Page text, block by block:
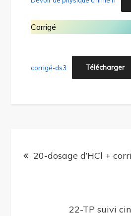
Corrigé
corrigé-ds3 Télécharger
de
20-dosage d’HCl +
22-TP suivi